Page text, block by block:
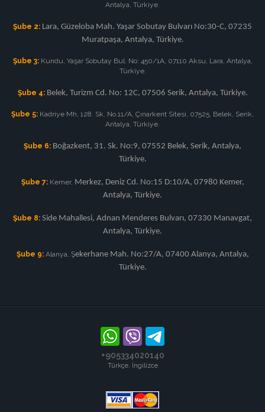
Antalya, Türkiye.
Şube 2: Lara, Güzeloba Mah. Yaşar Sobutay Bulvarı No:30-C, 07235
Muratpaşa, Antalya, Türkiye.
Şube 3:Kundu, Yaşar Sobutay Bul. No: 450/1A, 07110 Aksu, Lara, Antalya,
Türkiye.
Şube 4:Belek, Turizm Cd. No: 12C, 07506 Serik, Antalya, Türkiye.
Şube 5: Kadriye Mh, 128. Sk. No.11/A, Çınarkent Sitesi, 07525, Belek, Serik,
Antalya, Türkiye.
Şube 6: Boğazkent, 31. Sk. No:9, 07552 Belek, Serik, Antalya,
Türkiye.
Şube 7:Kemer, Merkez, Deniz Cd. No:15 D:10/A, 07980 Kemer,
Antalya, Türkiye.
Şube 8: Side Mahallesi, Adnan Menderes Bulvarı, 07330 Manavgat,
Antalya, Türkiye.
Şube 9:Alanya, Şekerhane Mah. No:27/A, 07400 Alanya, Antalya,
Türkiye.
+905334020140
Türkçe, İngilizce